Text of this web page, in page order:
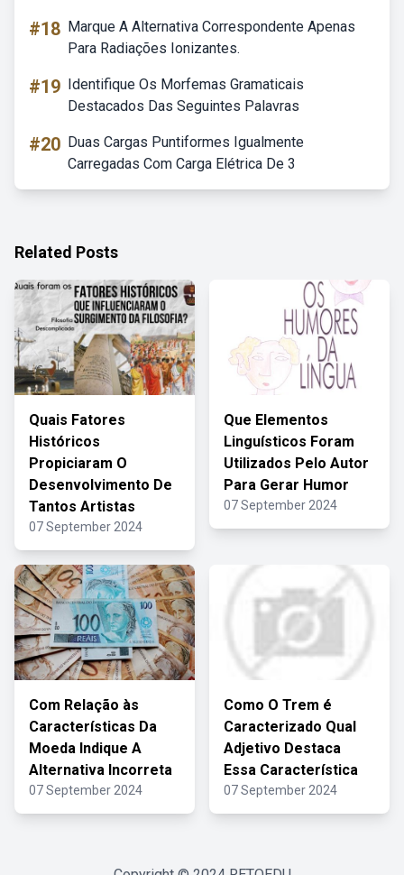
#18 Marque A Alternativa Correspondente Apenas
Para Radiações Ionizantes.
#19 Identifique Os Morfemas Gramaticais
Destacados Das Seguintes Palavras
#20 Duas Cargas Puntiformes Igualmente
Carregadas Com Carga Elétrica De 3
Related Posts
Quais Fatores
Históricos
Propiciaram O
Desenvolvimento De
Tantos Artistas
07 September 2024
Que Elementos
Linguísticos Foram
Utilizados Pelo Autor
Para Gerar Humor
07 September 2024
Com Relação às
Características Da
Moeda Indique A
Alternativa Incorreta
07 September 2024
Como O Trem é
Caracterizado Qual
Adjetivo Destaca
Essa Característica
07 September 2024